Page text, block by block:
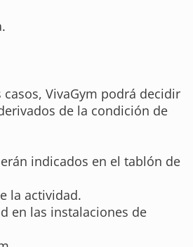
VivaGym podrá decidir
de la condición de
indicados en el tablón de
la actividad.
en las instalaciones de